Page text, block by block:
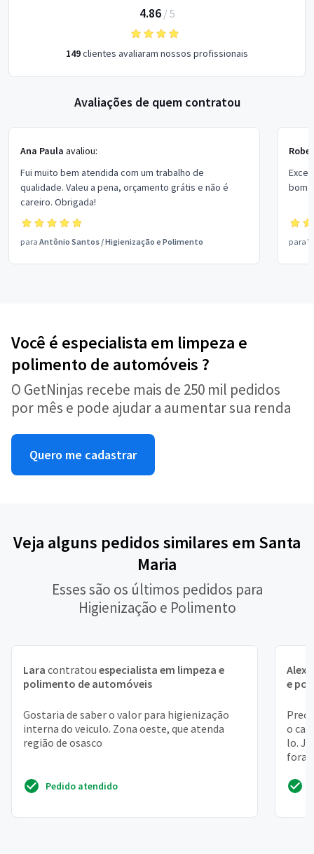
4.86/ 5
149clientes avaliaram nossos profissionais
Avaliações de quem contratou
Ana Paula avaliou:
Fui muito bem atendida com um trabalho de
qualidade. Valeu a pena, orçamento grátis e não é
careiro. Obrigada!
para Antônio Santos /Higienização e Polimento
bom
para
Você é especialista em limpeza e
polimento de automóveis ?
O GetNinjas recebe mais de 250 mil pedidos
por mês e pode ajudar a aumentar sua renda
Quero me cadastrar
Veja alguns pedidos similares em Santa
Maria
Esses são os últimos pedidos para
Higienização e Polimento
Lara contratou especialista em limpeza e
polimento de automóveis
Gostaria de saber o valor para higienização
interna do veiculo. Zona oeste, que atenda
região de osasco
Pedido atendido
e
o
lo.
fora